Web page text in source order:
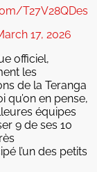
T27V28QDes
17, 2026
officiel,
les
de la Teranga
en pense,
équipes
9 de ses 10
l’un des petits